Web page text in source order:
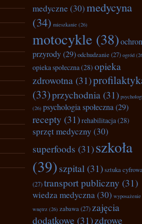
medyczne (30)medycyna
(34) mieszkanie (26)
motocykle (38)
przyrody(29)odchudzanie (27) ogród
opieka społeczna(28) opieka
zdrowotna (31)
(33)przychodnia (31)
(26) psychologia społeczna(29)
recepty (31)rehabilitacja(28)
sprzęt medyczny (30)
superfoods (31)szkoła
(39)szpital (31)sztuka
(27)transport publiczny (31)
wiedza medyczna(30) wyposażenie
wnętrz (26) zabawa(27) zajęcia
dodatkowe (31)zdrowe